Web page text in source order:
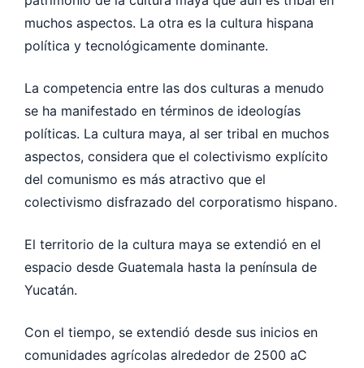
muchos aspectos. La otra es la cultura hispana
política y tecnológicamente dominante.
La competencia entre las dos culturas a menudo
se ha manifestado en términos de ideologías
políticas. La cultura maya, al ser tribal en muchos
aspectos, considera que el colectivismo explícito
del comunismo es más atractivo que el
colectivismo disfrazado del corporatismo hispano.
El territorio de la cultura maya se extendió en el
espacio desde Guatemala hasta la península de
Yucatán.
Con el tiempo, se extendió desde sus inicios en
comunidades agrícolas alrededor de 2500 aC